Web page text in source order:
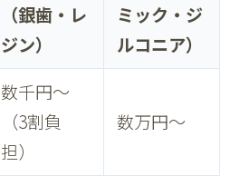
（銀歯・レ
ジン）
ミック・ジ
ルコニア）
数千円〜
（3割負
担）
数万円〜